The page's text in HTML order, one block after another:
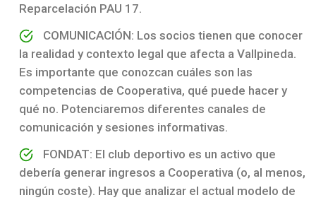
Reparcelación PAU 17.
COMUNICACIÓN: Los socios tienen que conocer
la realidad y contexto legal que afecta a Vallpineda.
Es importante que conozcan cuáles son las
competencias de Cooperativa, qué puede hacer y
qué no. Potenciaremos diferentes canales de
comunicación y sesiones informativas.
FONDAT: El club deportivo es un activo que
debería generar ingresos a Cooperativa (o, al menos,
ningún coste). Hay que analizar el actual modelo de